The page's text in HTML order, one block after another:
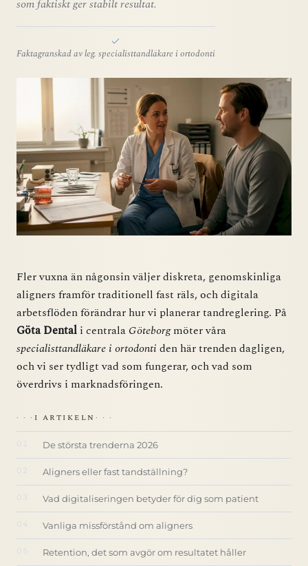
som faktiskt ger stabilt resultat.
Faktagranskad av leg. specialisttandläkare i ortodonti
Fler vuxna än någonsin väljer diskreta, genomskinliga
aligners framför traditionell fast räls, och digitala
arbetsflöden förändrar hur vi planerar tandreglering. På
Göta Dental i centrala Göteborgmöter våra
specialisttandläkare i ortodonti den här trenden dagligen,
och vi ser tydligt vad som fungerar, och vad som
överdrivs i marknadsföringen.
I ARTIKELN
De största trenderna 2026
Aligners eller fast tandställning?
Vad digitaliseringen betyder för dig som patient
Vanliga missförstånd om aligners
Retention, det som avgör om resultatet håller